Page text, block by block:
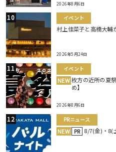
2026年8月6日
イベント
村上佳菜子と高橋大輔
2026年5月24日
イベント
NEW 枚方の近所の夏
め】
2026年8月6日
PRニュース
NEW PR 8/7(金)・8(